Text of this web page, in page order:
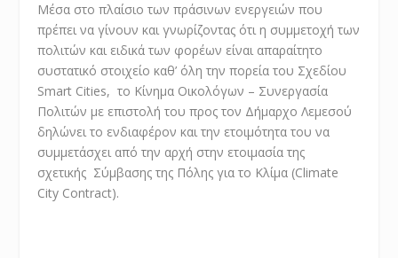
Μέσα στο πλαίσιο των πράσινων ενεργειών που
πρέπει να γίνουν και γνωρίζοντας ότι η συμμετοχή των
πολιτών και ειδικά των φορέων είναι απαραίτητο
συστατικό στοιχείο καθ’ όλη την πορεία του Σχεδίου
Smart Cities, το Κίνημα Οικολόγων – Συνεργασία
Πολιτών με επιστολή του προς τον Δήμαρχο Λεμεσού
δηλώνει το ενδιαφέρον και την ετοιμότητα του να
συμμετάσχει από την αρχή στην ετοιμασία της
σχετικής Σύμβασης της Πόλης για το Κλίμα (Climate
City Contract).